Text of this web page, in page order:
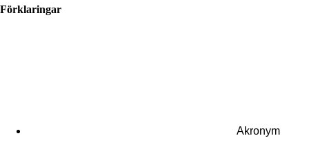
Förklaringar
Akronym